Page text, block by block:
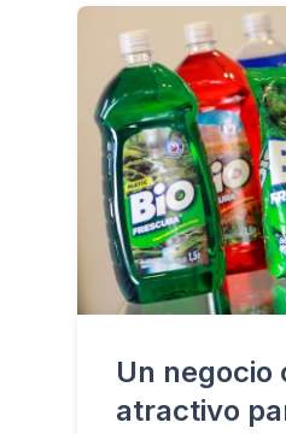
Un negocio
atractivo